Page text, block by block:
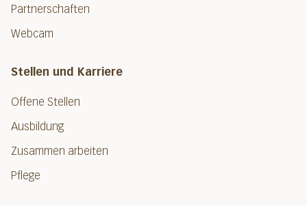
Partnerschaften
Webcam
Stellen und Karriere
Offene Stellen
Ausbildung
Zusammen arbeiten
Pflege